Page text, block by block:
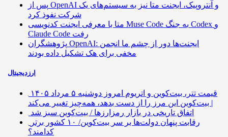
پس از OpenAI و آنتروپیک، ایجنت متا نیز به سیستم‌های یک
شرکت نفوذ کرد
متا با معرفی ایجنت کدنویسی Muse Code به جنگ Codex و
Claude Code رفت
پژوهشگران OpenAI: ایجنت‌ها دور از چشم ما انجمن
مخفی برای هک تشکیل داده بودند
ارزدیجیتال
قیمت تتر، بیت‌کوین و اتریوم امروز دوشنبه ۵ مرداد ۱۴۰۵
| بیت‌کوین این مرز را از دست بدهد، همه‌چیز تغییر می‌کند
اتفاق تاریخی در بازار رمزارزها / بیت‌کوین سبز شد
رقابت پنهان دولت‌ها بر سر بیت‌کوین/ ۱۰ کشور برتر
کدامند؟